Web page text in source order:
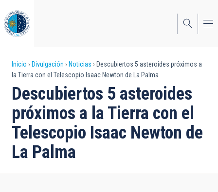
al
contenido
principal
Sobrescribir
enlaces
de
ayuda
a
la
Inicio Divulgación Noticias
Descubiertos 5 asteroides próximos a
la Tierra con el Telescopio Isaac Newton de La Palma
Descubiertos 5 asteroides
próximos a la Tierra con el
Telescopio Isaac Newton de
La Palma